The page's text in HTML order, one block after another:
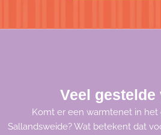
Veel gestelde
Komt er een warmtenet in
Sallandsweide? Wat betekent dat